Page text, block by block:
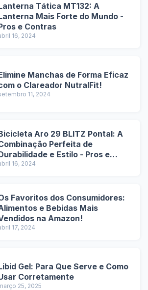
Tática MT132: A
Mais Forte do Mundo -
e Contras
16, 2024
Manchas de Forma Eficaz
o Clareador NutralFit!
11, 2024
Aro 29 BLITZ Pontal: A
Perfeita de
e Estilo - Pros e
16, 2024
Favoritos dos Consumidores:
e Bebidas Mais
na Amazon!
17, 2024
Gel: Para Que Serve e Como
Corretamente
25, 2025